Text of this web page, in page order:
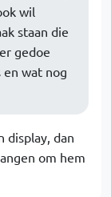
wil
staan die
gedoe
en wat nog
display, dan
om hem